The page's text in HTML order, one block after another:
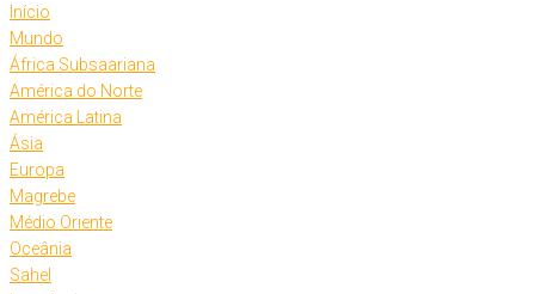
Início
Mundo
África Subsaariana
América do Norte
América Latina
Ásia
Europa
Magrebe
Médio Oriente
Oceânia
Sahel